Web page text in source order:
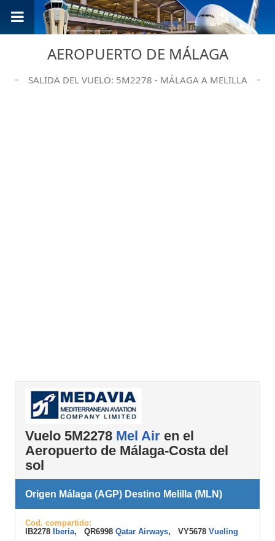
AEROPUERTO DE MÁLAGA
SALIDA DEL VUELO: 5M2278 - MÁLAGA A MELILLA
Vuelo 5M2278 Mel Air en el
Aeropuerto de Málaga-Costa del
sol
Origen Málaga (AGP) Destino Melilla (MLN)
Cod. compartido:
IB2278
Iberia, QR6998 Qatar Airways, VY5678 Vueling